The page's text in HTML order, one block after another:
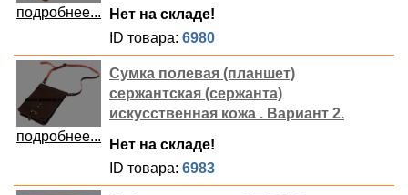
подробнее...
Нет на складе!
ID товара: 6980
подробнее...
Сумка полевая (планшет)
сержантская (сержанта)
искусственная кожа . Вариант 2.
Нет на складе!
ID товара: 6983